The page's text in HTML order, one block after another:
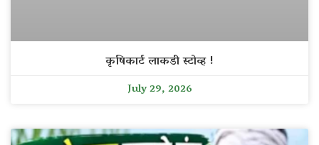
कृषिकार्ट लाकडी स्टोव्ह !
July 29, 2026